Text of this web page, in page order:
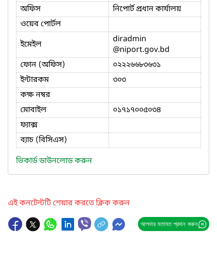
অফিস
নিপোর্ট প্রধান কার্যালয়
ওয়েব পোর্টল
ইমেইল
diradmin
@niport.gov.bd
ফোন (অফিস)
০২২২৬৬৮৩৬৩১
ইন্টারকম
৩০৩
কক্ষ নম্বর
মোবাইল
০১৭১৭০০৫০৩৪
ফ্যাক্স
ব্যাচ (বিসিএস)
ভিকার্ড ডাউনলোড করুন
এই কনটেন্টটি শেয়ার করতে ক্লিক করুন
আপনার মতামত প্রদান করুন